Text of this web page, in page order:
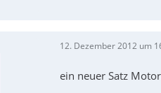
12. Dezember 2012 um
ein neuer Satz